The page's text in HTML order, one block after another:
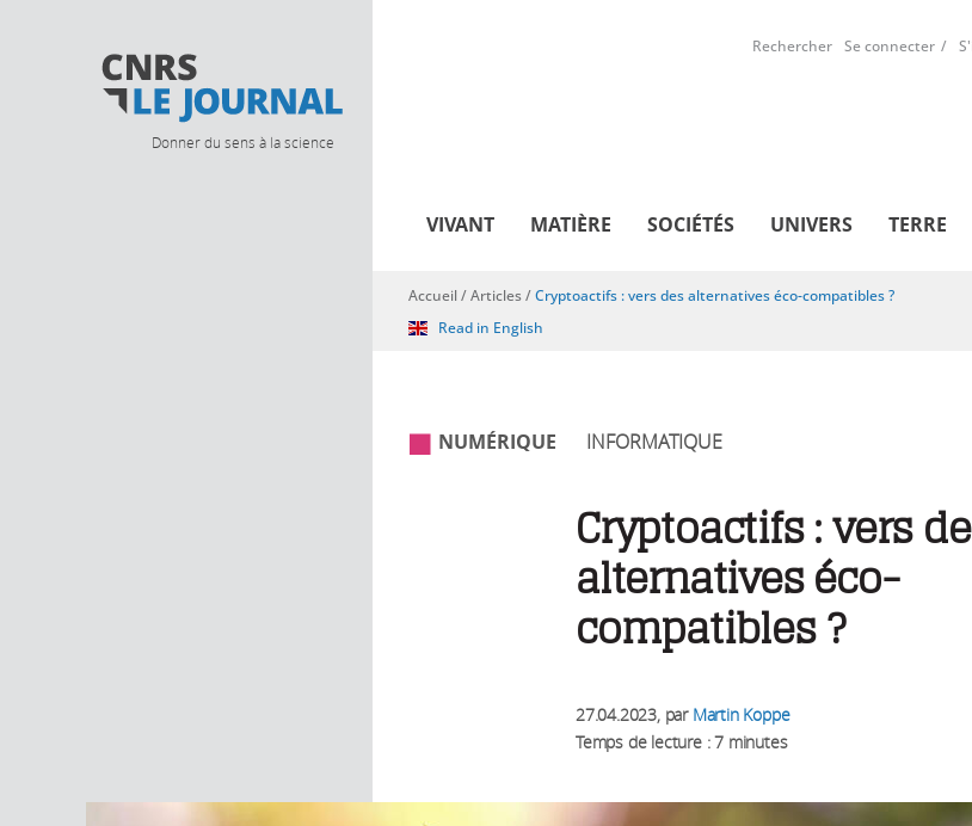
Donner du sens à la science
Rechercher Se connecter
VIVANT MATIÈRE SOCIÉTÉS UNIVERS TERRE
Vous êtes ici
Accueil/Articles/Cryptoactifs : vers des alternatives éco-compatibles ?
Read in English
NUMÉRIQUE INFORMATIQUE
Cryptoactifs : vers
alternatives éco-
compatibles ?
27.04.2023, par Martin Koppe
Temps de lecture : 7 minutes